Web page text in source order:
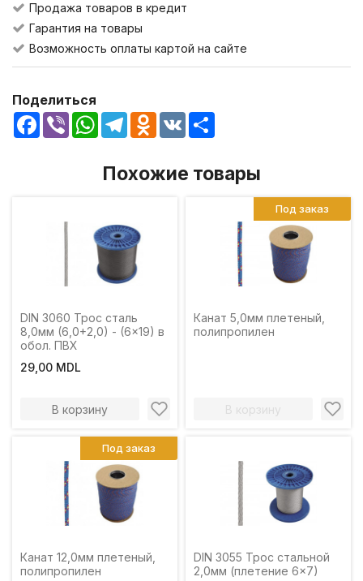
Продажа товаров в кредит
Гарантия на товары
Возможность оплаты картой на сайте
Поделиться
Facebook
Viber WhatsApp
TelegramOdnoklassniki
VK
Похожие товары
DIN 3060 Трос сталь
8,0мм (6,0+2,0) - (6x19) в
обол. ПВХ
29,00 MDL
В корзину
Канат 5,0мм плетеный,
полипропилен
В корзину
Под заказ
Канат 12,0мм плетеный,
полипропилен
Под заказ
DIN 3055 Трос стальной
2,0мм (плетение 6x7)